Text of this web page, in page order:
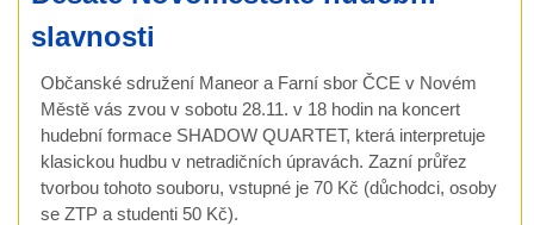
slavnosti
Občanské sdružení Maneor a Farní sbor ČCE v Novém
Městě vás zvou v sobotu 28.11. v 18 hodin na koncert
hudební formace SHADOW QUARTET, která interpretuje
klasickou hudbu v netradičních úpravách. Zazní průřez
tvorbou tohoto souboru, vstupné je 70 Kč (důchodci, osoby
se ZTP a studenti 50 Kč).